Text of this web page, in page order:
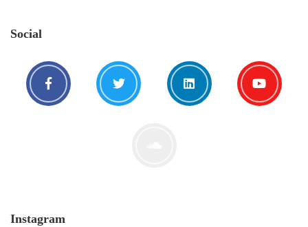
Social
Instagram